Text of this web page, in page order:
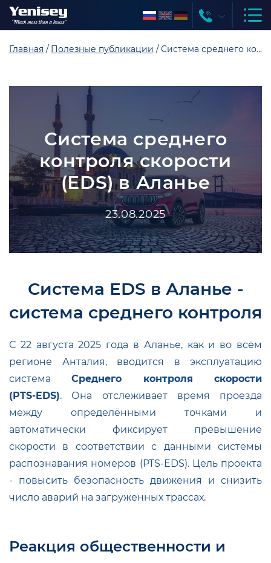
Главная Полезные публикации Система среднего контроля скорости (EDS) в Аланье
Система среднего
контроля скорости
(EDS) в Аланье
23.08.2025
Система EDS в Аланье -
система среднего контроля
С 22 августа 2025 года в Аланье, как и во всём
регионе Анталия, вводится в эксплуатацию
системаСреднего контроля скорости
(PTS‑EDS). Она отслеживает время проезда
между определёнными точками и
автоматически фиксирует превышение
скорости в соответствии с данными системы
распознавания номеров (PTS‑EDS). Цель проекта
- повысить безопасность движения и снизить
число аварий на загруженных трассах.
Реакция общественности и